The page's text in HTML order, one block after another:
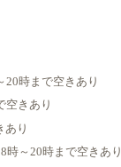
20時まで空きあり
空きあり
あり
時～20時まで空きあり